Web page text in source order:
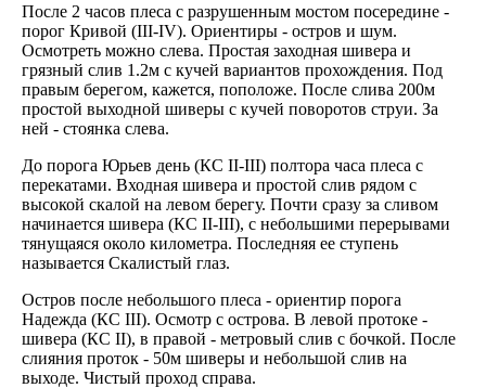
После 2 часов плеса с разрушенным мостом посередине -
порог Кривой (III-IV). Ориентиры - остров и шум.
Осмотреть можно слева. Простая заходная шивера и
грязный слив 1.2м с кучей вариантов прохождения. Под
правым берегом, кажется, поположе. После слива 200м
простой выходной шиверы с кучей поворотов струи. За
ней - стоянка слева.
До порога Юрьев день (КС II-III) полтора часа плеса с
перекатами. Входная шивера и простой слив рядом с
высокой скалой на левом берегу. Почти сразу за сливом
начинается шивера (КС II-III), с небольшими перерывами
тянущаяся около километра. Последняя ее ступень
называется Скалистый глаз.
Остров после небольшого плеса - ориентир порога
Надежда (КС III). Осмотр с острова. В левой протоке -
шивера (КС II), в правой - метровый слив с бочкой. После
слияния проток - 50м шиверы и небольшой слив на
выходе. Чистый проход справа.